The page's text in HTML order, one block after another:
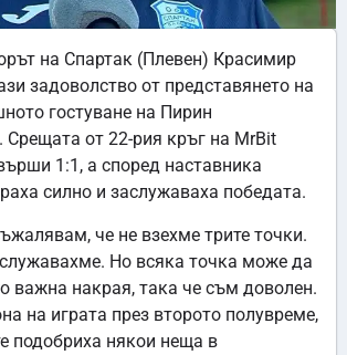
на Спартак (Плевен) Красимир
задоволство от представянето на
гостуване на Пирин
Срещата от 22-рия кръг на MrBit
1:1, а според наставника
силно и заслужаваха победата.
че не взехме трите точки.
Но всяка точка може да
важна накрая, така че съм доволен.
на играта през второто полувреме,
подобриха някои неща в